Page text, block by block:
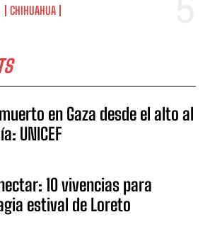
CHIHUAHUA
en Gaza desde el alto al
UNICEF
10 vivencias para
estival de Loreto